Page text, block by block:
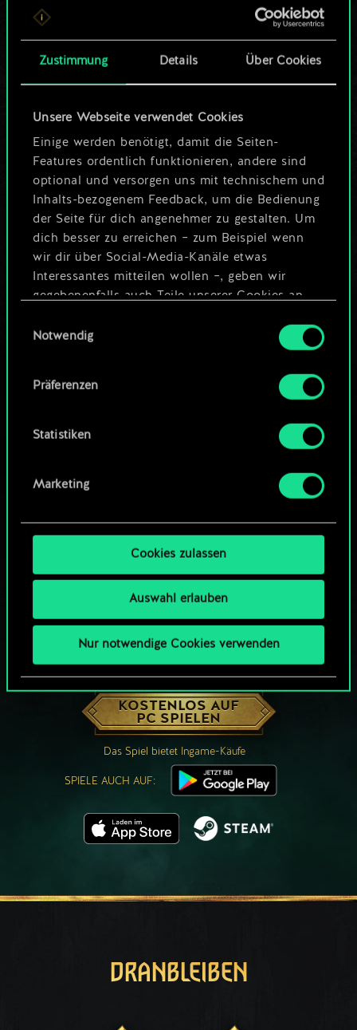
Zustimmung Details Über Cookies
Unsere Webseite verwendet Cookies
Einige werden benötigt, damit die Seiten-
Features ordentlich funktionieren, andere sind
optional und versorgen uns mit technischem und
Inhalts-bezogenem Feedback, um die Bedienung
der Seite für dich angenehmer zu gestalten. Um
dich besser zu erreichen – zum Beispiel wenn
wir dir über Social-Media-Kanäle etwas
Interessantes mitteilen wollen –, geben wir
gegebenenfalls auch Teile unserer Cookies an
Cookies erfordert allerdings deine Zustimmung.
Alle Details zu unserer Nutzung von Cookies
findest du unten im Menü „Einstellungen“, wo
um das Thema Cookies ändern kannst.
Notwendig
Präferenzen
Statistiken
Marketing
Cookies zulassen
Auswahl erlauben
Nur notwendige Cookies verwenden
ein geteilter Satz
Karten.
mehr sein kann!
Deck benennen und Leitfaden
Deck bearbeiten
WIE WÄR’S MIT EINER RUNDE GWENT?
KOSTENLOS AUF
PC SPIELEN
Das Spiel bietet Ingame-Käufe
SPIELE AUCH AUF:
DRANBLEIBEN